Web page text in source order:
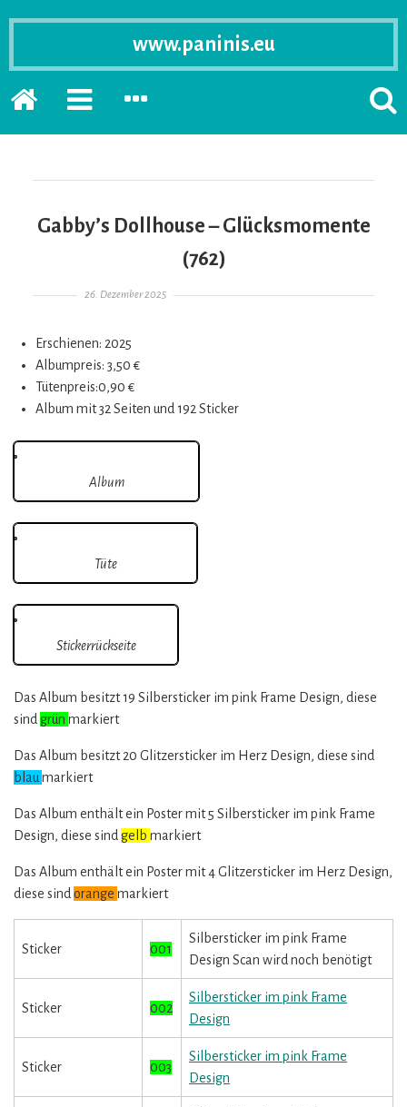
www.paninis.eu
Startseite
PRIMÄRE
ERWEITERN
SEKUNDÄRE
ERWEITERN
Gabby’s Dollhouse – Glücksmomente
(762)
Gepostet am
26. Dezember 2025
Erschienen: 2025
Albumpreis: 3,50 €
Tütenpreis:0,90 €
Album mit 32 Seiten und 192 Sticker
Album
Tüte
Stickerrückseite
Das Album besitzt 19 Silbersticker im pink Frame Design, diese
sind grün markiert
Das Album besitzt 20 Glitzersticker im Herz Design, diese sind
blau markiert
Das Album enthält ein Poster mit 5 Silbersticker im pink Frame
Design, diese sind gelb markiert
Das Album enthält ein Poster mit 4 Glitzersticker im Herz Design,
diese sind orange markiert
Sticker 001
Silbersticker im pink Frame
Design Scan wird noch benötigt
Sticker 002
Silbersticker im pink Frame
Design
Sticker 003
Silbersticker im pink Frame
Design